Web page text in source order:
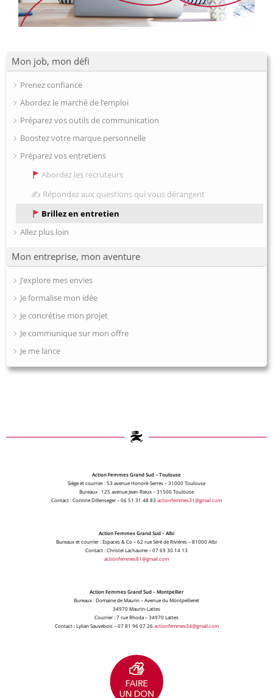
Mon job, mon défi
Prenez confiance
Abordez le marché de l’emploi
Préparez vos outils de communication
Boostez votre marque personnelle
Préparez vos entretiens
Abordez les recruteurs
✍️ Répondez aux questions qui vous dérangent
Brillez en entretien
Allez plus loin
Mon entreprise, mon aventure
J’explore mes envies
Je formalise mon idée
Je concrétise mon projet
Je communique sur mon offre
Je me lance
Action Femmes Grand Sud – Toulouse
Siège et courrier : 53 avenue Honoré-Serres – 31000 Toulouse
Bureaux : 125 avenue Jean-Rieux – 31500 Toulouse
Contact : Corinne Dillenseger – 06 51 31 48 83 actionfemmes31@gmail.com
Action Femmes Grand Sud – Albi
Bureaux et courrier : Espaces & Co – 62 rue Séré de Rivières – 81000 Albi
Contact : Christel Lachaume – 07 69 30 14 13
actionfemmes81@gmail.com
Action Femmes Grand Sud – Montpellier
Bureaux : Domaine de Maurin – Avenue du Montpellieret
34970 Maurin-Lattes
Courrier : 7 rue Rhoda – 34970 Lattes
Contact : Lylian Sauvebois – 07 81 96 07 26actionfemmes34@gmail.com